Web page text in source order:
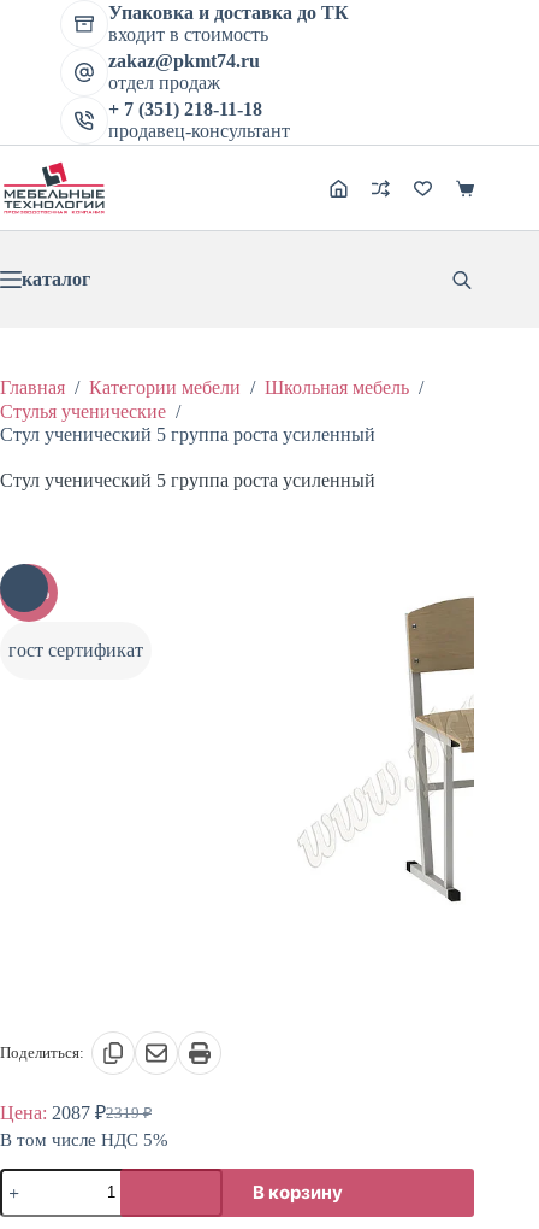
Упаковка и доставка до ТК
входит в стоимость
zakaz@pkmt74.ru
отдел продаж
+ 7 (351) 218-11-18
продавец-консультант
Корзина
каталог
Главная / Категории мебели / Школьная мебель /
Стулья ученические /
Стул ученический 5 группа роста усиленный
Стул ученический 5 группа роста усиленный
-10%
гост сертификат
Поделиться:
Цена: 2319₽
Первоначальная
цена
составляла
2319 ₽.
2087 ₽Текущая
цена:
2087 ₽.
В том числе НДС 5%
Количество
товара
Стул
В корзину